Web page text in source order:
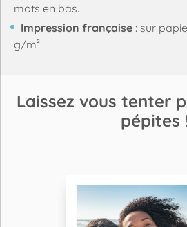
mots en bas.
Impression française : sur
g/m².
Laissez vous tenter
pépites